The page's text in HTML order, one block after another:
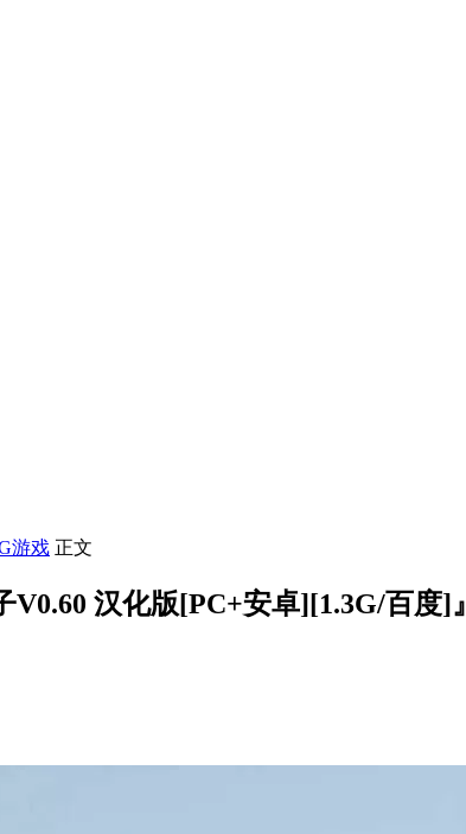
游戏 正文
汉化版[PC+安卓][1.3G/百度]』